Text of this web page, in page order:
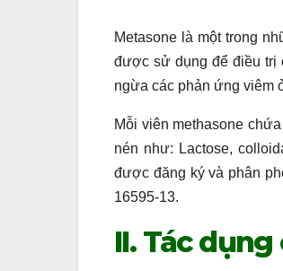
Metasone là một trong
được sử dụng để điều trị
ngừa các phản ứng viêm
Mỗi viên methasone
nén như: Lactose,
được đăng ký và phân
16595-13.
II. Tác